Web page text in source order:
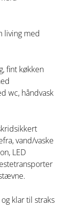
living med
fint køkken
wc, håndvask
vand/vaske
LED
klar til straks